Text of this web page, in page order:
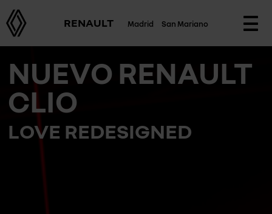
RENAULT Madrid San Mariano
NUEVO RENAULT
CLIO
LOVE REDESIGNED